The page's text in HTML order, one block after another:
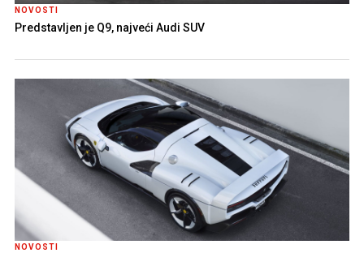
NOVOSTI
Predstavljen je Q9, najveći Audi SUV
NOVOSTI